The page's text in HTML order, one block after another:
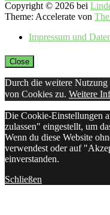
Copyright © 2026 bei
Theme: Accelerate von
Impressum und
Close
Durch die weitere Nutzung
von Cookies zu. Weitere
Die Cookie-Einstellungen
zulassen" eingestellt, um
Wenn du diese Website
verwendest oder auf
einverstanden.
Schließen